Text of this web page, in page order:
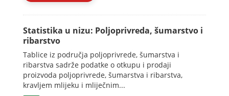
Statistika u nizu: Poljoprivreda, šumarstvo i
ribarstvo
Tablice iz područja poljoprivrede, šumarstva i
ribarstva sadrže podatke o otkupu i prodaji
proizvoda poljoprivrede, šumarstva i ribarstva,
kravljem mlijeku i mliječnim...